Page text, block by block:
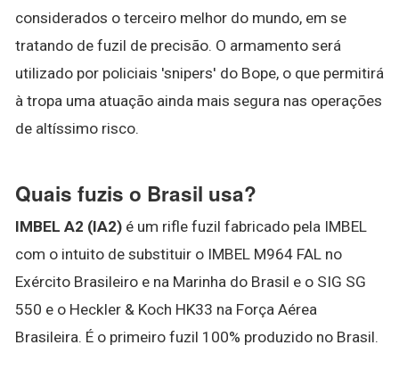
considerados o terceiro melhor do mundo, em se
tratando de fuzil de precisão. O armamento será
utilizado por policiais 'snipers' do Bope, o que permitirá
à tropa uma atuação ainda mais segura nas operações
de altíssimo risco.
Quais fuzis o Brasil usa?
IMBEL A2 (IA2) é um rifle fuzil fabricado pela IMBEL
com o intuito de substituir o IMBEL M964 FAL no
Exército Brasileiro e na Marinha do Brasil e o SIG SG
550 e o Heckler & Koch HK33 na Força Aérea
Brasileira. É o primeiro fuzil 100% produzido no Brasil.